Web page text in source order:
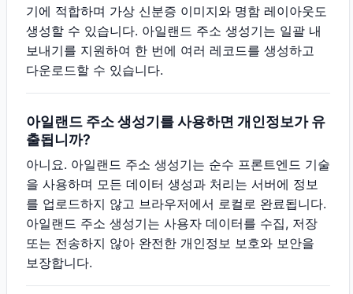
기에 적합하며 가상 신분증 이미지와 명함 레이아웃도
생성할 수 있습니다. 아일랜드 주소 생성기는 일괄 내
보내기를 지원하여 한 번에 여러 레코드를 생성하고
다운로드할 수 있습니다.
아일랜드 주소 생성기를 사용하면 개인정보가 유
출됩니까?
아니요. 아일랜드 주소 생성기는 순수 프론트엔드 기술
을 사용하며 모든 데이터 생성과 처리는 서버에 정보
를 업로드하지 않고 브라우저에서 로컬로 완료됩니다.
아일랜드 주소 생성기는 사용자 데이터를 수집, 저장
또는 전송하지 않아 완전한 개인정보 보호와 보안을
보장합니다.